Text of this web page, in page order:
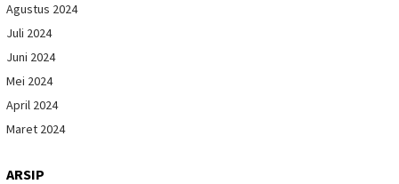
Agustus 2024
Juli 2024
Juni 2024
Mei 2024
April 2024
Maret 2024
ARSIP